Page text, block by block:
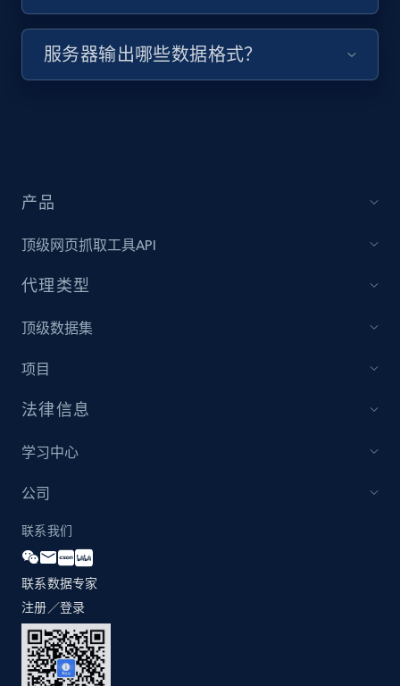
服务器输出哪些数据格式？
产品
顶级网页抓取工具API
代理类型
顶级数据集
项目
法律信息
学习中心
公司
联系我们
联系数据专家
注册／登录